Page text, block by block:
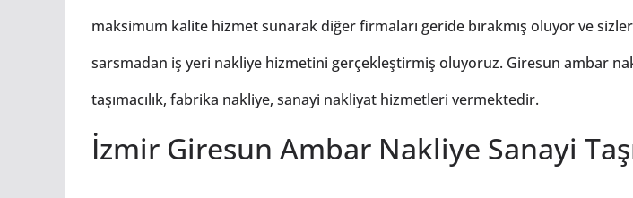
maksimum kalite hizmet sunarak diğer firmaları geride bırakmış oluyor ve
sarsmadan iş yeri nakliye hizmetini gerçekleştirmiş oluyoruz. Giresun ambar
taşımacılık, fabrika nakliye, sanayi nakliyat hizmetleri vermektedir.
İzmir Giresun Ambar Nakliye Sanayi